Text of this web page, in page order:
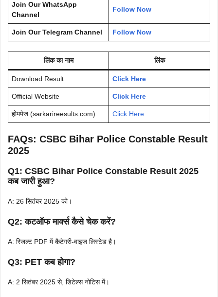
Join Our WhatsApp
Channel
Follow Now
Join Our Telegram Channel Follow Now
लिंक का नाम लिंक
Download Result Click Here
Official Website Click Here
होमपेज (sarkarireesults.com) Click Here
FAQs: CSBC Bihar Police Constable Result
2025
Q1: CSBC Bihar Police Constable Result 2025
कब जारी हुआ?
A: 26 सितंबर 2025 को।
Q2: कटऑफ मार्क्स कैसे चेक करें?
A: रिजल्ट PDF में कैटेगरी-वाइज लिस्टेड है।
Q3: PET कब होगा?
A: 2 सितंबर 2025 से, डिटेल्स नोटिस में।